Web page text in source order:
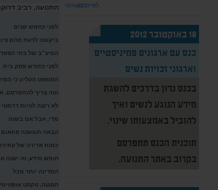
התנועה, רביב
לפני כחמש שנים
ביקשנו לדעת מהם
המיצ"ב של בתי
לפני כחודש פסק בית
המשפט העליון כי
הזה צריך להתפרסם.
לא רוצה להיות דרמטי
מדי, אבל אם בשנה
הבאה תוגשנה פתאום
כמות אדירה של
חופש מידע, זה ישנה
המדינה יותר מכל
הפגנה. טקסט אופטימי